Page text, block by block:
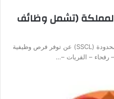
(تشمل وظائف
أعلنت الشركة السعودية للخدمات المحدودة (SSCL) عن توفر فرص وظيفية
– القريات –…